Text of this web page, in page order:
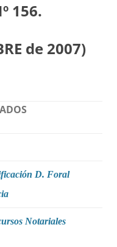
156.
de 2007)
D. Foral
Notariales